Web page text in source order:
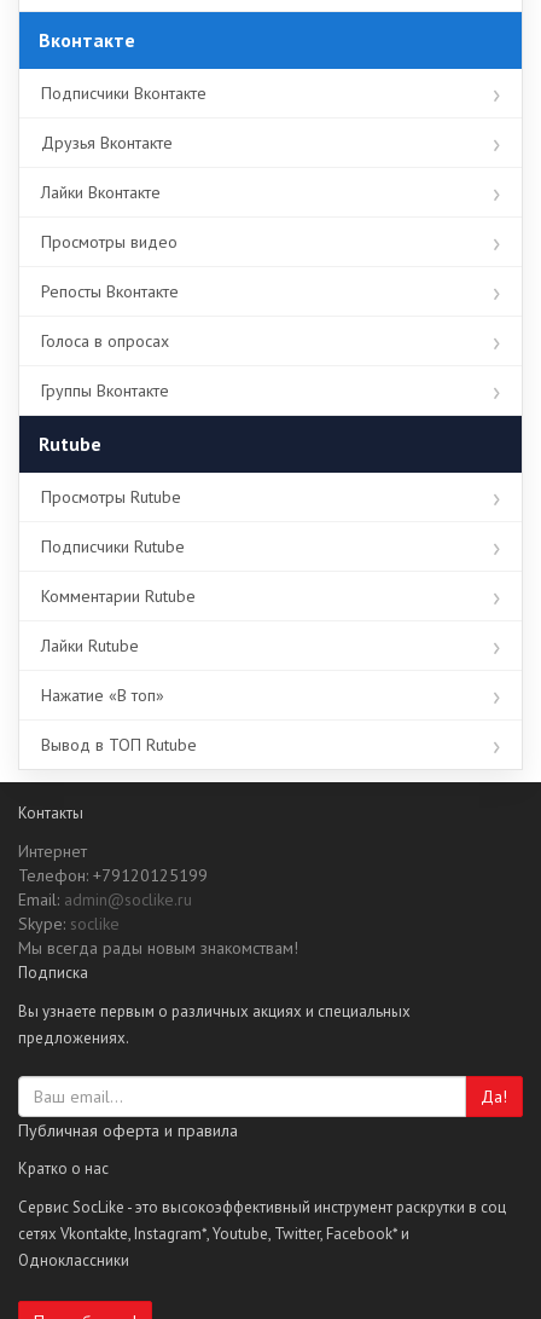
Вконтакте
Подписчики Вконтакте
Друзья Вконтакте
Лайки Вконтакте
Просмотры видео
Репосты Вконтакте
Голоса в опросах
Группы Вконтакте
Rutube
Просмотры Rutube
Подписчики Rutube
Комментарии Rutube
Лайки Rutube
Нажатие «В топ»
Вывод в ТОП Rutube
Контакты
Интернет
Телефон: +79120125199
Email: admin@soclike.ru
Skype: soclike
Мы всегда рады новым знакомствам!
Подписка
Вы узнаете первым о различных акциях и специальных
предложениях.
Да!
Публичная оферта и правила
Кратко о нас
Сервис SocLike - это высокоэффективный инструмент раскрутки в соц
сетях Vkontakte, Instagram*, Youtube, Twitter, Facebook* и
Одноклассники